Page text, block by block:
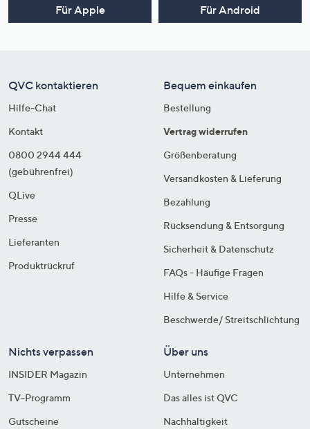
Für Apple Für Android
QVC kontaktieren
Hilfe-Chat
Kontakt
0800 2944 444
(gebührenfrei)
QLive
Presse
Lieferanten
Produktrückruf
Bequem einkaufen
Bestellung
Vertrag widerrufen
Größenberatung
Versandkosten & Lieferung
Bezahlung
Rücksendung & Entsorgung
Sicherheit & Datenschutz
FAQs - Häufige Fragen
Hilfe & Service
Beschwerde/ Streitschlichtung
Nichts verpassen
INSIDER Magazin
TV-Programm
Gutscheine
Über uns
Unternehmen
Das alles ist QVC
Nachhaltigkeit